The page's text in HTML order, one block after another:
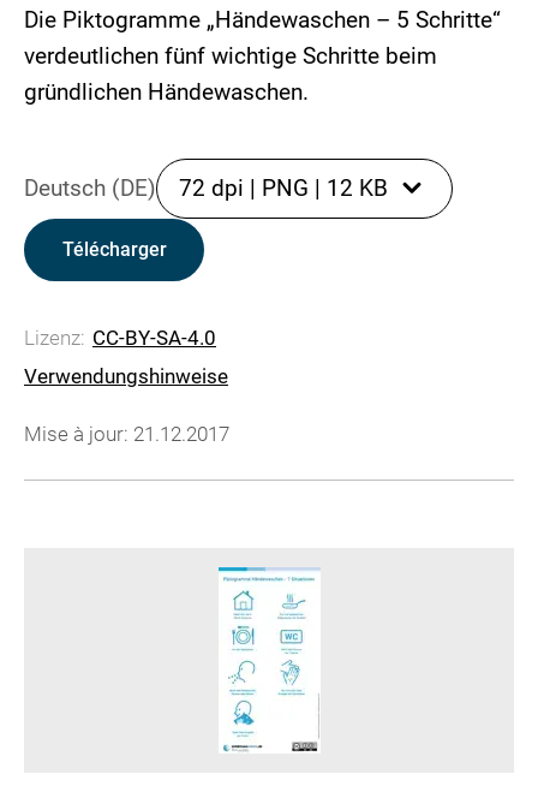
Die Piktogramme „Händewaschen – 5 Schritte“
verdeutlichen fünf wichtige Schritte beim
gründlichen Händewaschen.
Deutsch (DE) 72 dpi | PNG | 12 KB
Télécharger
Lizenz: CC-BY-SA-4.0
Verwendungshinweise
Mise à jour: 21.12.2017